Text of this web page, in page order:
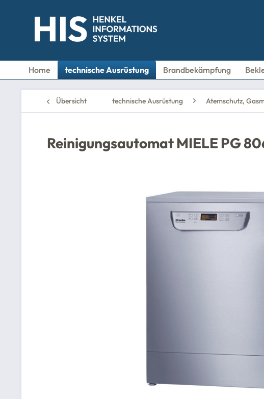
Home technische Ausrüstung Brandbekämpfung
Übersicht technische Ausrüstung Atemschutz,
Reinigungsautomat MIELE PG